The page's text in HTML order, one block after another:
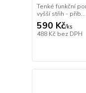
Tenké funkční
vyšší střih - přib...
590 Kč/ks
488 Kč bez DPH